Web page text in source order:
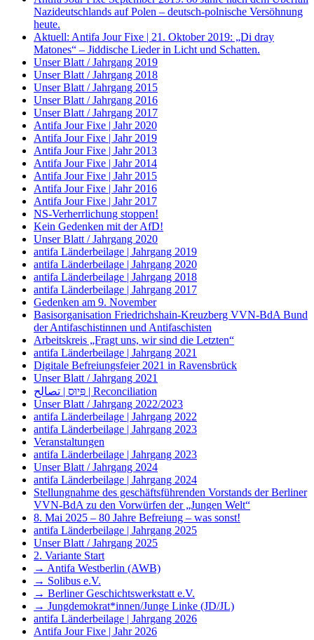
Nazideutschlands auf Polen – deutsch-polnische Versöhnung
heute.
Aktuell: Antifa Jour Fixe | 21. Oktober 2019: „Di dray
Matones“ – Jiddische Lieder in Licht und Schatten.
Unser Blatt / Jahrgang 2019
Unser Blatt / Jahrgang 2018
Unser Blatt / Jahrgang 2015
Unser Blatt / Jahrgang 2016
Unser Blatt / Jahrgang 2017
Antifa Jour Fixe | Jahr 2020
Antifa Jour Fixe | Jahr 2019
Antifa Jour Fixe | Jahr 2013
Antifa Jour Fixe | Jahr 2014
Antifa Jour Fixe | Jahr 2015
Antifa Jour Fixe | Jahr 2016
Antifa Jour Fixe | Jahr 2017
NS-Verherrlichung stoppen!
Kein Gedenken mit der AfD!
Unser Blatt / Jahrgang 2020
antifa Länderbeilage | Jahrgang 2019
antifa Länderbeilage | Jahrgang 2020
antifa Länderbeilage | Jahrgang 2018
antifa Länderbeilage | Jahrgang 2017
Gedenken am 9. November
Basisorganisation Friedrichshain-Kreuzberg VVN-BdA Bund
der Antifaschistinnen und Antifaschisten
Arbeitskreis „Fragt uns, wir sind die Letzten“
antifa Länderbeilage | Jahrgang 2021
Digitale Befreiungsfeier 2021 in Ravensbrück
Unser Blatt / Jahrgang 2021
פִּיוּס | تصالح | Reconciliation
Unser Blatt / Jahrgang 2022/2023
antifa Länderbeilage | Jahrgang 2022
antifa Länderbeilage | Jahrgang 2023
Veranstaltungen
antifa Länderbeilage | Jahrgang 2023
Unser Blatt / Jahrgang 2024
antifa Länderbeilage | Jahrgang 2024
Stellungnahme des geschäftsführenden Vorstands der Berliner
VVN-BdA zu den Vorwürfen der „Jungen Welt“
8. Mai 2025 – 80 Jahre Befreiung – was sonst!
antifa Länderbeilage | Jahrgang 2025
Unser Blatt / Jahrgang 2025
2. Variante Start
→ Antifa Westberlin (AWB)
→ Solibus e.V.
→ Berliner Geschichtswerkstatt e.V.
→ Jungdemokrat*innen/Junge Linke (JD/JL)
antifa Länderbeilage | Jahrgang 2026
Antifa Jour Fixe | Jahr 2026